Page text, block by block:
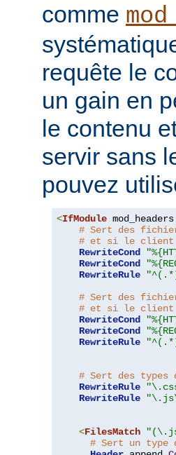
comme
requête le
un gain en
le contenu
servir sans
pouvez
<IfModule mod_headers
# Sert des
# et si le client
RewriteCond
RewriteCond
RewriteRule
# Sert des
# et si le client
RewriteCond
RewriteCond
RewriteRule
# Sert des types
RewriteRule
RewriteRule
<FilesMatch
# Sert un type